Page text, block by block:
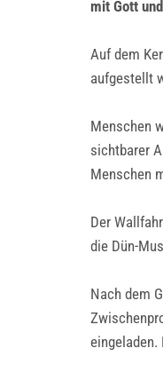
mit Gott
Auf dem
aufgestellt
Menschen
sichtbarer
Menschen
Der
die Dün-
Nach dem
eingeladen.